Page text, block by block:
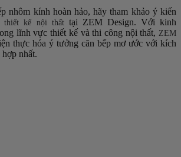
nhôm kính hoàn hảo, hãy tham khảo ý kiến
thiết kế nội thấttại ZEM Design. Với kinh
lĩnh vực thiết kế và thi công nội thất, ZEM
thực hóa ý tưởng căn bếp mơ ước với kích
nhất.